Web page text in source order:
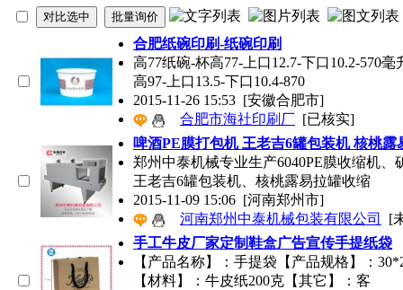
合肥纸碗印刷-纸碗印刷
高77纸碗-杯高77-上口12.7-下口10.2-570
高97-上口13.5-下口10.4-870
2015-11-26 15:53 [安徽合肥市]
合肥市海社印刷厂 [已核实]
啤酒PE膜打包机 王老吉6罐包装机 核桃露
郑州中泰机械专业生产6040PE膜收缩机、
王老吉6罐包装机、核桃露易拉罐收缩
2015-11-09 15:06 [河南郑州市]
河南郑州中泰机械包装有限公司
[
手工牛皮厂家定制鞋盒广告宣传手提纸袋
【产品名称】：手提袋【产品规格】：
【材料】：牛皮纸200克【其它】：客